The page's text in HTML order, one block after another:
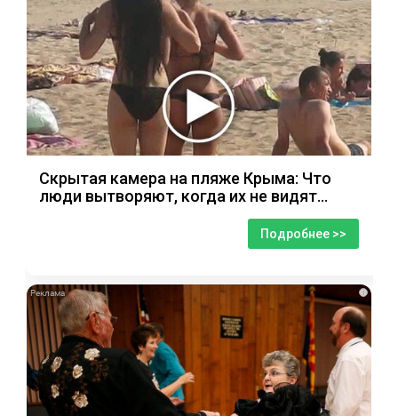
Скрытая камера на пляже Крыма: Что
люди вытворяют, когда их не видят...
Подробнее >>
i